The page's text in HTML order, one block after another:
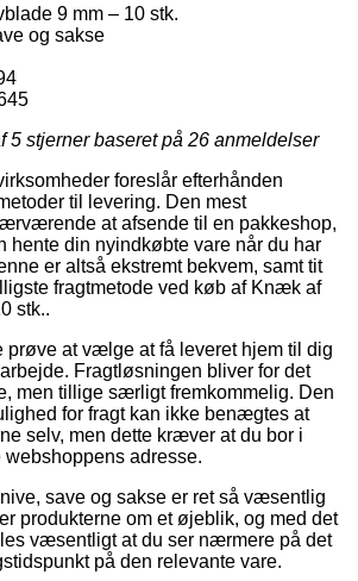
9 mm – 10 stk.
og sakse
5 stjerner baseret på 26 anmeldelser
foreslår efterhånden
til levering. Den mest
at afsende til en pakkeshop,
hente din nyindkøbte vare når du har
er altså ekstremt bekvem, samt tit
fragtmetode ved køb af Knæk af
stk..
prøve at vælge at få leveret hjem til dig
Fragtløsningen bliver for det
men tillige særligt fremkommelig. Den
for fragt kan ikke benægtes at
selv, men dette kræver at du bor i
adresse.
save og sakse er ret så væsentlig
produkterne om et øjeblik, og med det
væsentligt at du ser nærmere på det
på den relevante vare.